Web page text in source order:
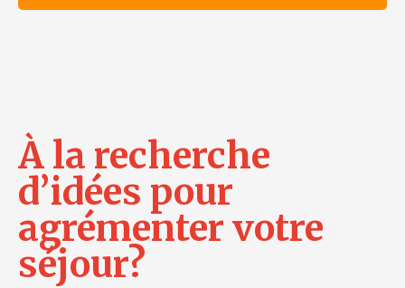
À la recherche
d’idées pour
agrémenter votre
séjour?